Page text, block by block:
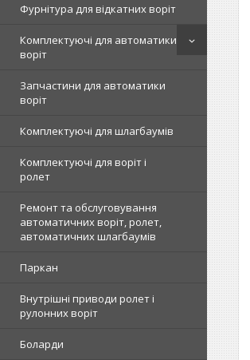
Фурнітура для відкатних воріт
Комплектуючі для автоматики
воріт
Запчастини для автоматики
воріт
Комплектуючі для шлагбаумів
Комплектуючі для воріт і
ролет
Ремонт та обслуговування
автоматичних воріт, ролет,
автоматичних шлагбаумів
Паркан
Внутрішні приводи ролет і
рулонних воріт
Боларди